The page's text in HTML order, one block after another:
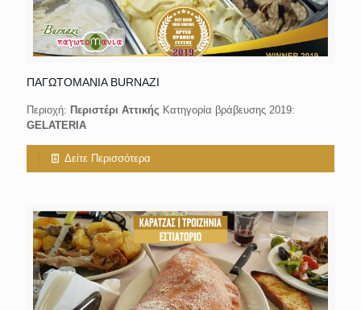
ΠΑΓΩΤΟΜΑΝΙΑ BURNAZI
Περιοχή: Περιστέρι Αττικής Κατηγορία βράβευσης 2019:
GELATERIA
Δείτε Περισσότερα